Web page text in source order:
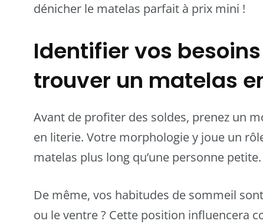
dénicher le matelas parfait à prix mini !
Identifier vos
trouver un matelas
Avant de profiter des soldes, prenez un
en literie. Votre morphologie y joue un
matelas plus long qu’une personne petite.
De même, vos habitudes de sommeil
ou le ventre ? Cette position influencera